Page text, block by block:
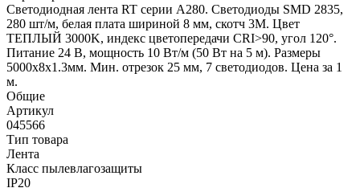
Светодиодная лента RT серии A280. Светодиоды SMD 2835,
280 шт/м, белая плата шириной 8 мм, скотч 3M. Цвет
ТЕПЛЫЙ 3000K, индекс цветопередачи CRI>90, угол 120°.
Питание 24 В, мощность 10 Вт/м (50 Вт на 5 м). Размеры
5000x8x1.3мм. Мин. отрезок 25 мм, 7 светодиодов. Цена за 1
м.
Общие
Артикул
045566
Тип товара
Лента
Класс пылевлагозащиты
IP20